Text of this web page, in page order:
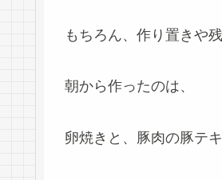
もちろん、作り置きや
朝から作ったのは、
卵焼きと、豚肉の豚テキ